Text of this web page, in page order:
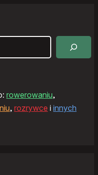
rowerowaniu,
, rozrywce i innych